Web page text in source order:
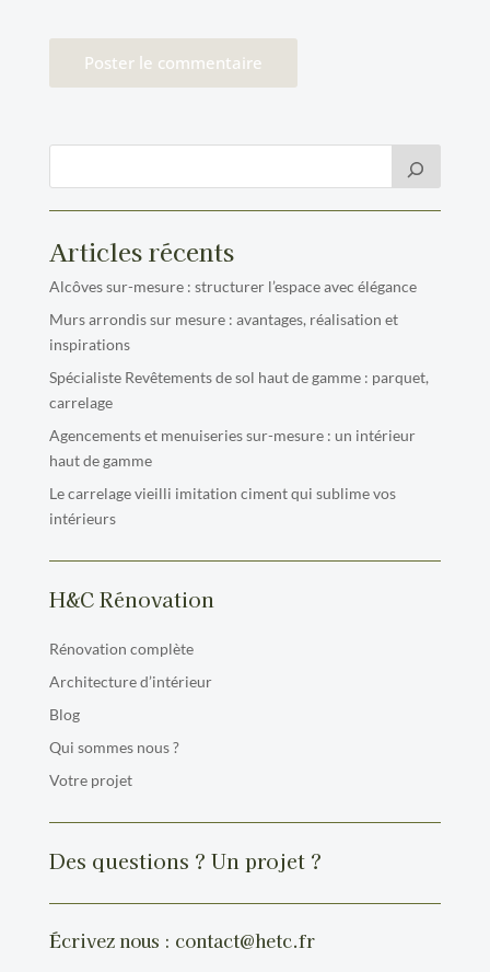
Articles récents
Alcôves sur-mesure : structurer l’espace avec élégance
Murs arrondis sur mesure : avantages, réalisation et
inspirations
Spécialiste Revêtements de sol haut de gamme : parquet,
carrelage
Agencements et menuiseries sur-mesure : un intérieur
haut de gamme
Le carrelage vieilli imitation ciment qui sublime vos
intérieurs
H&C Rénovation
Rénovation complète
Architecture d’intérieur
Blog
Qui sommes nous ?
Votre projet
Des questions ? Un projet ?
Écrivez nous : contact@hetc.fr